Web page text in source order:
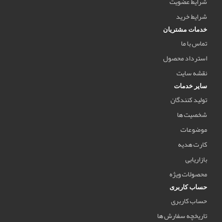
شرایط خرید
خدمات مشتریان
تماس با ما
استرداد محصول
نقشه سایت
سایر خدمات
تولید کنندگان
شخصیت ها
موضوعات
کارت هدیه
بازاریابی
محصولات ویژه
حساب کاربری
حساب کاربری
تاریخچه سفارش ها